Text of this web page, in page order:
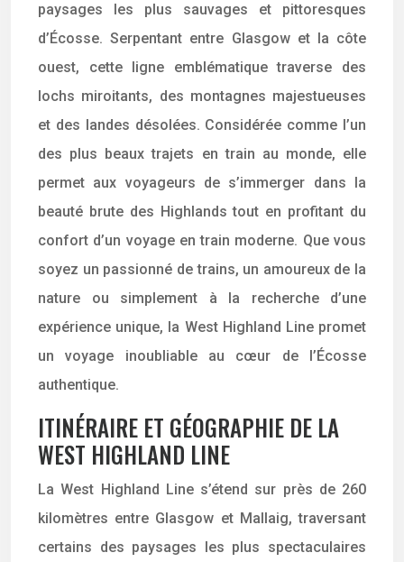
paysages les plus sauvages et pittoresques
d’Écosse. Serpentant entre Glasgow et la côte
ouest, cette ligne emblématique traverse des
lochs miroitants, des montagnes majestueuses
et des landes désolées. Considérée comme l’un
des plus beaux trajets en train au monde, elle
permet aux voyageurs de s’immerger dans la
beauté brute des Highlands tout en profitant du
confort d’un voyage en train moderne. Que vous
soyez un passionné de trains, un amoureux de la
nature ou simplement à la recherche d’une
expérience unique, la West Highland Line promet
un voyage inoubliable au cœur de l’Écosse
authentique.
ITINÉRAIRE ET GÉOGRAPHIE DE LA
WEST HIGHLAND LINE
La West Highland Line s’étend sur près de 260
kilomètres entre Glasgow et Mallaig, traversant
certains des paysages les plus spectaculaires